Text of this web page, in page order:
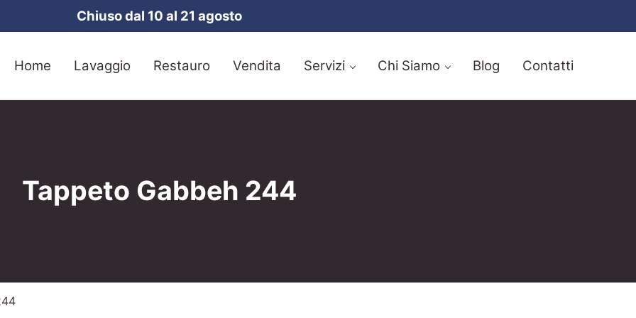
Chiuso dal 10 al 21 agosto
Home Lavaggio Restauro Vendita Servizi Chi Siamo Blog Contatti
Tappeto Gabbeh 244